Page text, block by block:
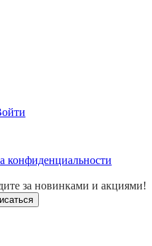
конфиденциальности
за новинками и акциями!